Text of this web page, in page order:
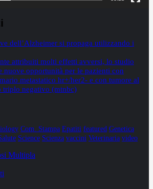
dell’Alzheimer si propaga utilizzando i
attribuiti molti effetti avversi, lo studio
nuove opportunità per le pazienti con
metastatico hr+/her2- e con tumore al
triplo negativo (mtnbc)
Com. Stampa Epatiti featured Genetica
Science Scienza vaccini Veterinaria video
Multipla